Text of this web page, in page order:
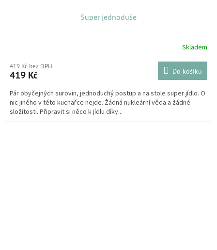
Super jednoduše
Skladem
419 Kč bez DPH
419 Kč Do košíku
Pár obyčejných surovin, jednoduchý postup a na stole super jídlo. O
nic jiného v této kuchařce nejde. Žádná nukleární věda a žádné
složitosti. Připravit si něco k jídlu díky...